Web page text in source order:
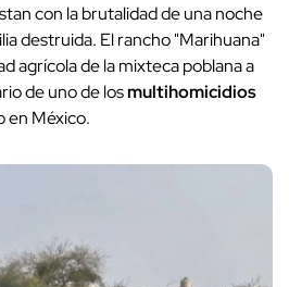
con la brutalidad de una noche
destruida. El rancho "Marihuana"
agrícola de la mixteca poblana a
de uno de losmultihomicidios
en México.